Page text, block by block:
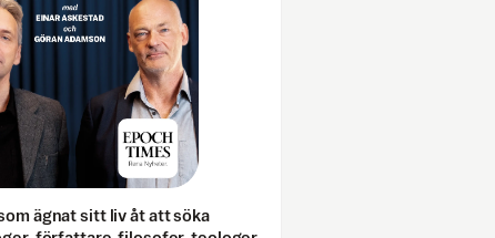
ägnat sitt liv åt att söka